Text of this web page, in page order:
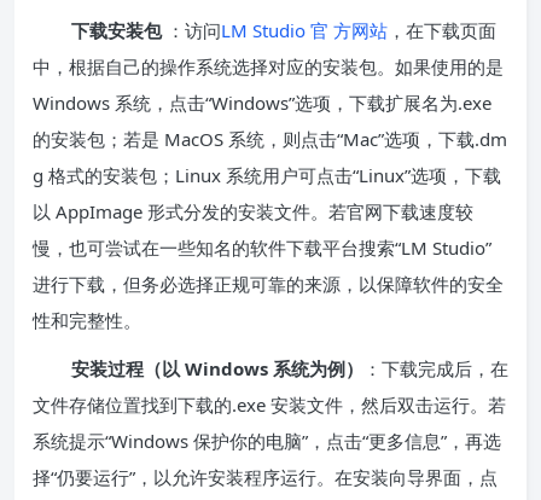
下载安装包 ：访问LM Studio 官 方网站 ，在下载页面
中，根据自己的操作系统选择对应的安装包。如果使用的是
Windows 系统，点击“Windows”选项，下载扩展名为.exe
的安装包；若是 MacOS 系统，则点击“Mac”选项，下载.dm
g 格式的安装包；Linux 系统用户可点击“Linux”选项，下载
以 AppImage 形式分发的安装文件。若官网下载速度较
慢，也可尝试在一些知名的软件下载平台搜索“LM Studio”
进行下载，但务必选择正规可靠的来源，以保障软件的安全
性和完整性。
安装过程（以 Windows 系统为例）
：下载完成后，在
文件存储位置找到下载的.exe 安装文件，然后双击运行。若
系统提示“Windows 保护你的电脑”，点击“更多信息”，再选
择“仍要运行”，以允许安装程序运行。在安装向导界面，点